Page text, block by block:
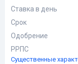
Ставка в день
Срок
Одобрение
РРПС
Существенные